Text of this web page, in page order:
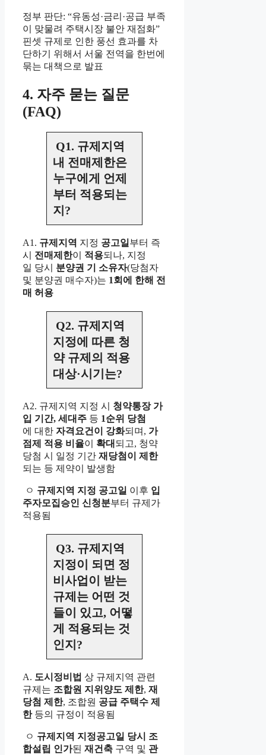
정부 판단: “유동성·금리·공급 부족
이 맞물려 주택시장 불안 재점화”
핀셋 규제로 인한 풍선 효과를 차
단하기 위해서 서울 전역을 한번에
묶는 대책으로 발표
4. 자주 묻는 질문
(FAQ)
Q1. 규제지역
내 전매제한은
누구에게 언제
부터 적용되는
지?
A1. 규제지역 지정 공고일 부터 즉
시
전매제한이 적용되나, 지정
일 당시 분양권 기 소유자(당첨자
및 분양권 매수자)는 1회에
한해 전
매 허용
Q2. 규제지역
지정에 따른 청
약 규제의 적용
대상·시기는?
A2. 규제지역 지정 시 청약통장 가
입 기간, 세대주 등 1순위 당첨
에 대한 자격요건이 강화되며, 가
점제 적용 비율이 확대 되고, 청약
당첨 시 일정 기간 재당첨이 제한
되는 등 제약이 발생함
ㅇ 규제지역 지정 공고일 이후 입
주자모집승인 신청분부터 규제가
적용됨
Q3. 규제지역
지정이 되면 정
비사업이 받는
규제는 어떤 것
들이 있고, 어떻
게 적용되는 것
인지?
A. 도시정비법 상 규제지역 관련
규제는 조합원 지위양도 제한, 재
당첨 제한, 조합원 공급 주택수 제
한등의 규정이 적용됨
ㅇ 규제지역 지정공고일 당시
조
합설립 인가된 재건축 구역 및 관